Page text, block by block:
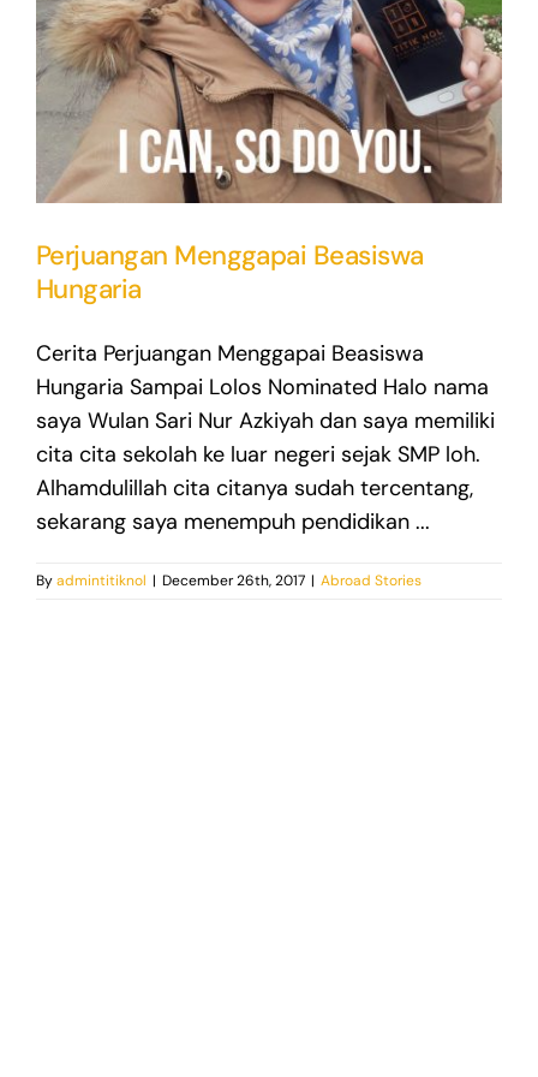
Perjuangan Menggapai Beasiswa
Hungaria
Cerita Perjuangan Menggapai Beasiswa
Hungaria Sampai Lolos Nominated Halo nama
saya Wulan Sari Nur Azkiyah dan saya memiliki
cita cita sekolah ke luar negeri sejak SMP loh.
Alhamdulillah cita citanya sudah tercentang,
sekarang saya menempuh pendidikan ...
Byadmintitiknol | December 26th, 2017 | Abroad Stories